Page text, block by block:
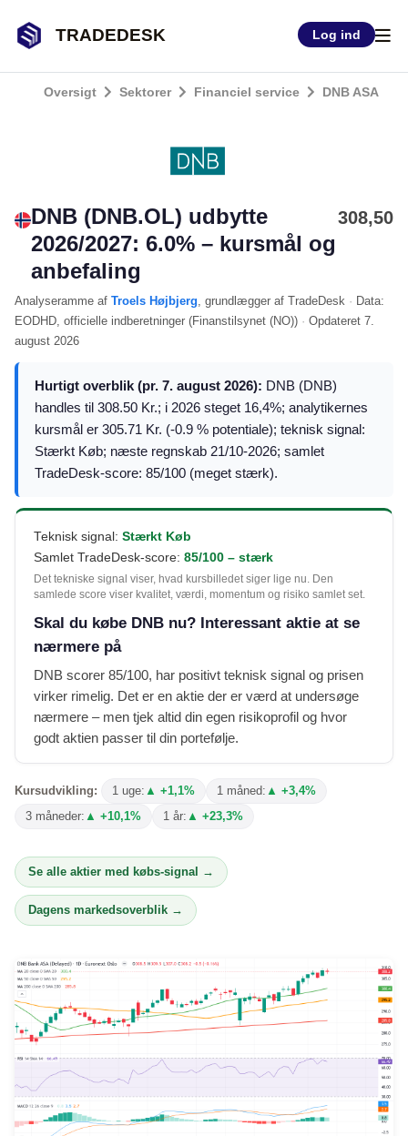
TRADEDESK Log ind
Oversigt Sektorer Financiel service DNB ASA
DNB (DNB.OL) udbytte
2026/2027: 6.0% – kursmål og
anbefaling
308,50
Analyseramme af Troels Højbjerg, grundlægger af TradeDesk · Data:
EODHD, officielle indberetninger (Finanstilsynet (NO)) · Opdateret 7.
august 2026
Hurtigt overblik (pr. 7. august 2026): DNB (DNB)
handles til 308.50 Kr.; i 2026 steget 16,4%; analytikernes
kursmål er 305.71 Kr. (-0.9 % potentiale); teknisk signal:
Stærkt Køb; næste regnskab 21/10-2026; samlet
TradeDesk-score: 85/100 (meget stærk).
Teknisk signal: Stærkt Køb
Samlet TradeDesk-score: 85/100 – stærk
Det tekniske signal viser, hvad kursbilledet siger lige nu. Den
samlede score viser kvalitet, værdi, momentum og risiko samlet set.
Skal du købe DNB nu? Interessant aktie at se
nærmere på
DNB scorer 85/100, har positivt teknisk signal og prisen
virker rimelig. Det er en aktie der er værd at undersøge
nærmere – men tjek altid din egen risikoprofil og hvor
godt aktien passer til din portefølje.
Kursudvikling: 1 uge: ▲ +1,1% 1 måned: ▲ +3,4%
3 måneder: ▲ +10,1% 1 år: ▲ +23,3%
Se alle aktier med købs-signal →
Dagens markedsoverblik →